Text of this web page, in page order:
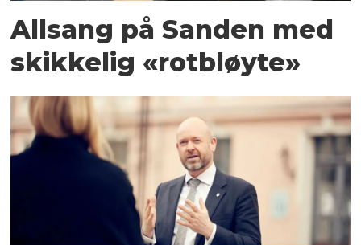
Allsang på Sanden med
skikkelig «rotbløyte»